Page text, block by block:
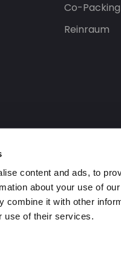
content and ads, to
about your use of
combine it with other
use of their services.
Co-Packing
Reinraum